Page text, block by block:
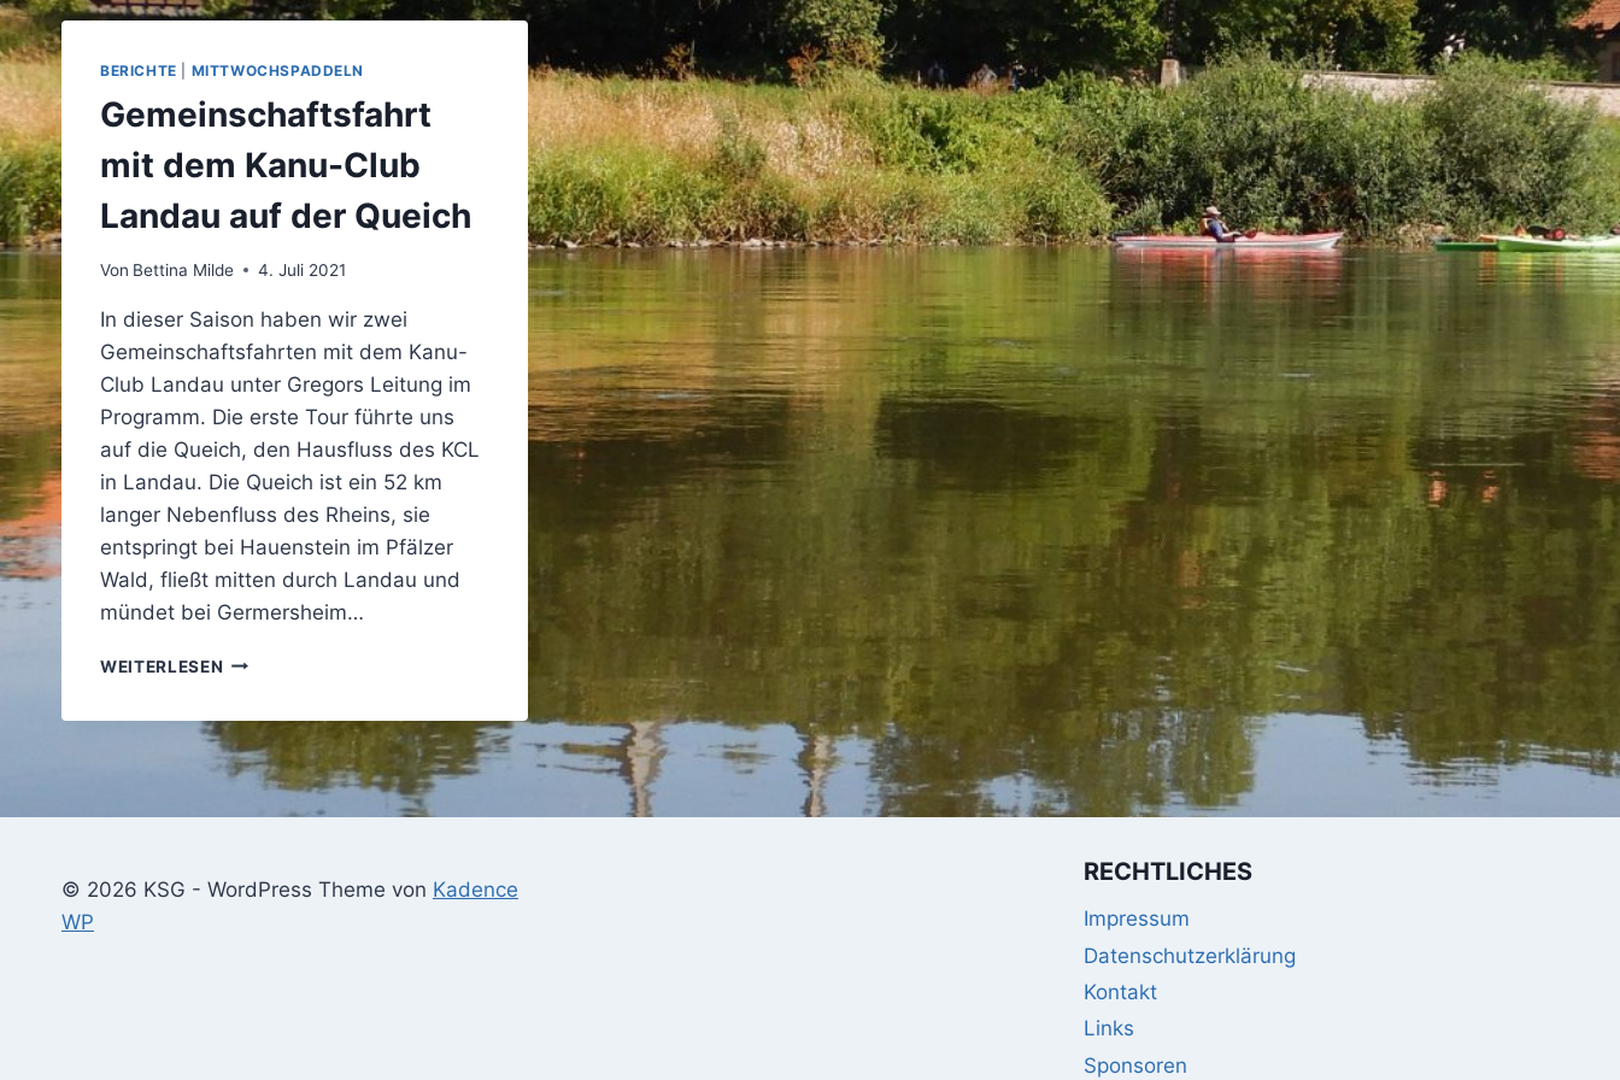
BERICHTE MITTWOCHSPADDELN
Gemeinschaftsfahrt
mit dem Kanu-Club
Landau auf der Queich
Von Bettina Milde 4. Juli 2021
In dieser Saison haben wir zwei
Gemeinschaftsfahrten mit dem Kanu-
Club Landau unter Gregors Leitung im
Programm. Die erste Tour führte uns
auf die Queich, den Hausfluss des KCL
in Landau. Die Queich ist ein 52 km
langer Nebenfluss des Rheins, sie
entspringt bei Hauenstein im Pfälzer
Wald, fließt mitten durch Landau und
mündet bei Germersheim…
WEITERLESEN GEMEINSCHAFTSFAHRT
KANU-
CLUB
LANDAU
© 2026 KSG - WordPress Theme von Kadence
WP
RECHTLICHES
Impressum
Datenschutzerklärung
Kontakt
Links
Sponsoren